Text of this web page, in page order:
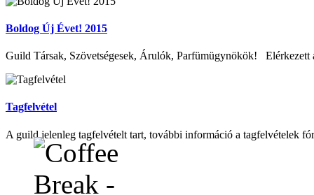
Boldog Új Évet! 2015
Guild Társak, Szövetségesek, Árulók, Parfümügynökök! Elérkezett
Tagfelvétel
A guild jelenleg tagfelvételt tart, további információ a tagfelvételek